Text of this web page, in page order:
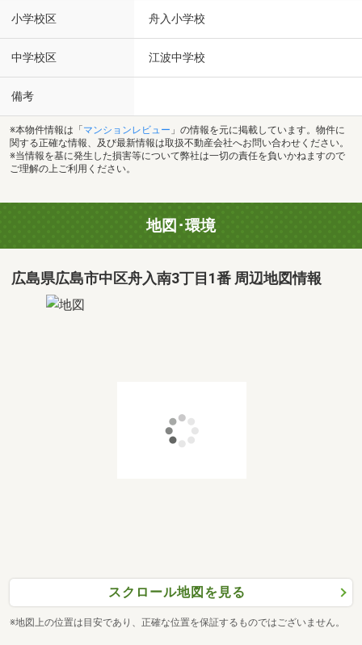
小学校区 舟入小学校
中学校区 江波中学校
備考
※本物件情報は「 マンションレビュー 」の情報を元に掲載しています。物件に
関する正確な情報、及び最新情報は取扱不動産会社へお問い合わせください。
※当情報を基に発生した損害等について弊社は一切の責任を負いかねますので
ご理解の上ご利用ください。
地図･環境
広島県広島市中区舟入南3丁目1番 周辺地図情報
スクロール地図を見る
※地図上の位置は目安であり、正確な位置を保証するものではございません。